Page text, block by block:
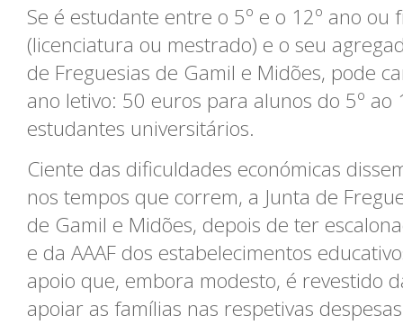
Se é estudante entre o 5º e o 12º ano
(licenciatura ou mestrado) e o seu
de Freguesias de Gamil e Midões, pode
ano letivo: 50 euros para alunos do 5º
estudantes universitários.
Ciente das dificuldades económicas
nos tempos que correm, a Junta de
de Gamil e Midões, depois de ter
e da AAAF dos estabelecimentos
apoio que, embora modesto, é revestido
apoiar as famílias nas respetivas